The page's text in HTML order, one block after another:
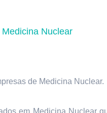
Nuclear
de Medicina Nuclear.
em Medicina Nuclear